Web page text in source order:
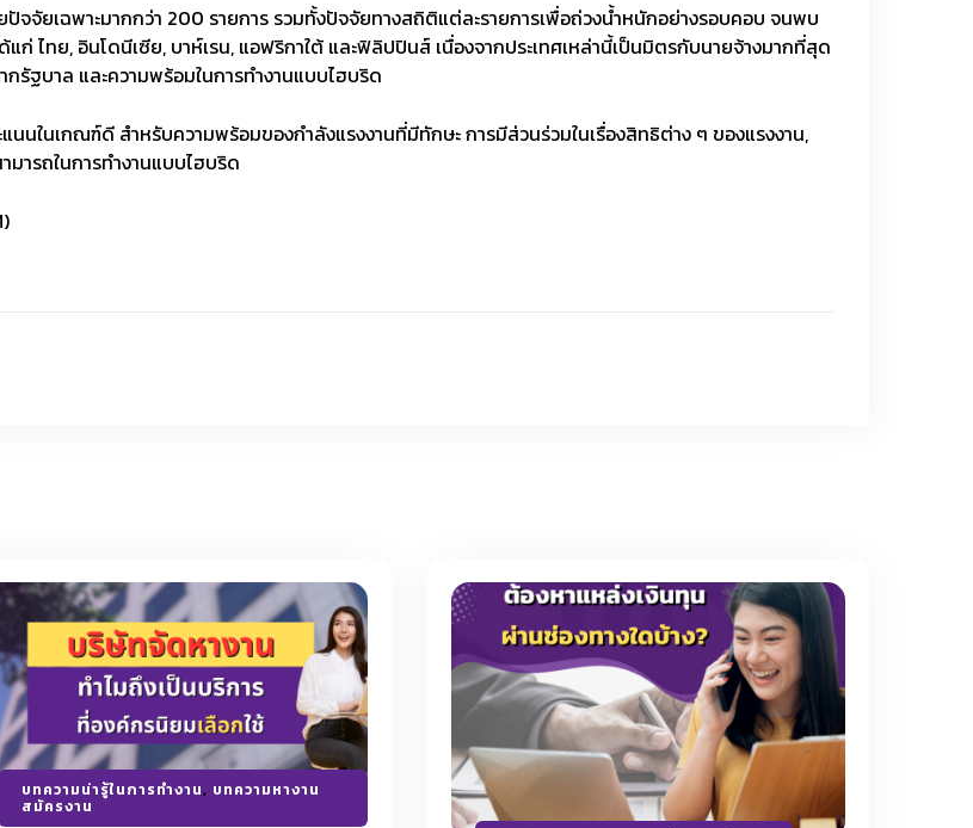
จัยเฉพาะมากกว่า 200 รายการ รวมทั้งปัจจัยทางสถิติแต่ละรายการเพื่อถ่วงน้ำหนักอย่างรอบคอบ จนพบ
ไทย, อินโดนีเซีย, บาห์เรน, แอฟริกาใต้ และฟิลิปปินส์ เนื่องจากประเทศเหล่านี้เป็นมิตรกับนายจ้างมากที่สุด
รัฐบาล และความพร้อมในการทำงานแบบไฮบริด
นนในเกณฑ์ดี สำหรับความพร้อมของกำลังแรงงานที่มีทักษะ การมีส่วนร่วมในเรื่องสิทธิต่าง ๆ ของแรงงาน,
มารถในการทำงานแบบไฮบริด
บทความน่ารู้ในการทำงาน, บทความหางาน
สมัครงาน